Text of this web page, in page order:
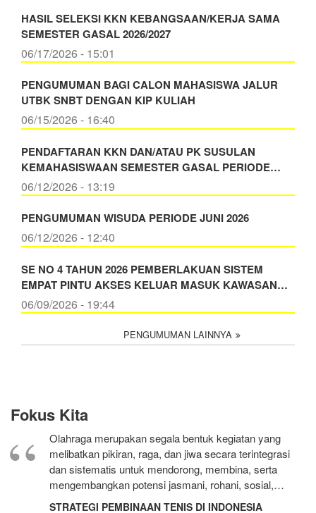
HASIL SELEKSI KKN KEBANGSAAN/KERJA SAMA
SEMESTER GASAL 2026/2027
06/17/2026 - 15:01
PENGUMUMAN BAGI CALON MAHASISWA JALUR
UTBK SNBT DENGAN KIP KULIAH
06/15/2026 - 16:40
PENDAFTARAN KKN DAN/ATAU PK SUSULAN
KEMAHASISWAAN SEMESTER GASAL PERIODE…
06/12/2026 - 13:19
PENGUMUMAN WISUDA PERIODE JUNI 2026
06/12/2026 - 12:40
SE NO 4 TAHUN 2026 PEMBERLAKUAN SISTEM
EMPAT PINTU AKSES KELUAR MASUK KAWASAN…
06/09/2026 - 19:44
PENGUMUMAN LAINNYA
Fokus Kita
Olahraga merupakan segala bentuk kegiatan yang
melibatkan pikiran, raga, dan jiwa secara terintegrasi
dan sistematis untuk mendorong, membina, serta
mengembangkan potensi jasmani, rohani, sosial,…
STRATEGI PEMBINAAN TENIS DI INDONESIA